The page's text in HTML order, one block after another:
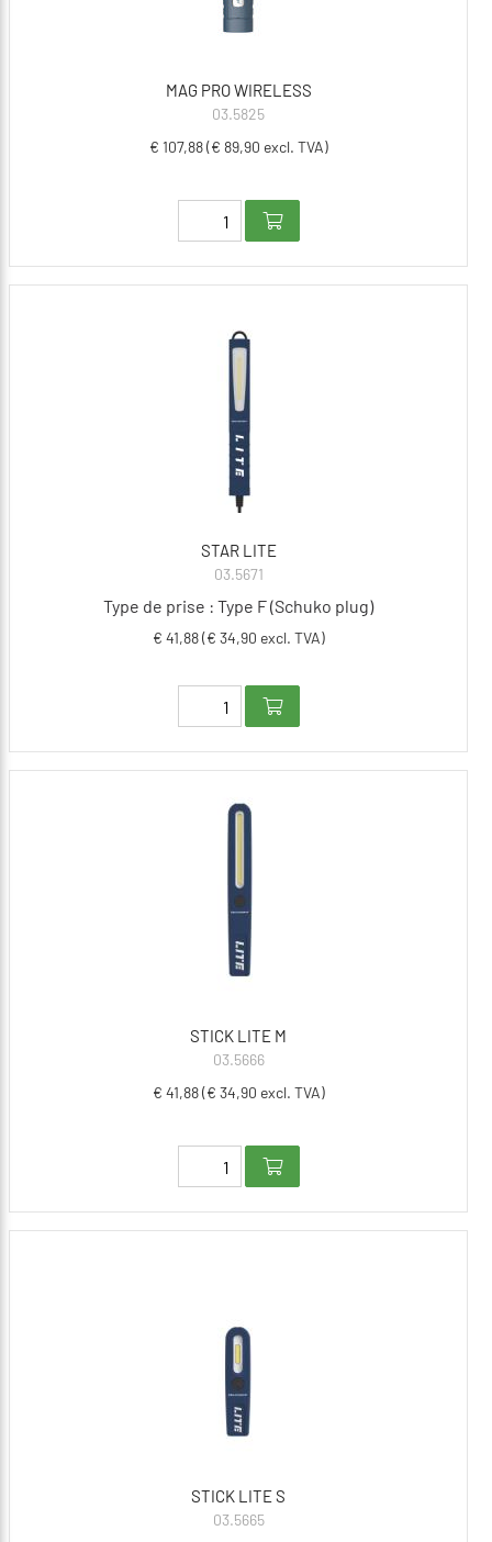
MAG PRO WIRELESS
03.5825
€ 107,88 (€ 89,90 excl. TVA)
STAR LITE
03.5671
Type de prise : Type F (Schuko plug)
€ 41,88 (€ 34,90 excl. TVA)
STICK LITE M
03.5666
€ 41,88 (€ 34,90 excl. TVA)
STICK LITE S
03.5665